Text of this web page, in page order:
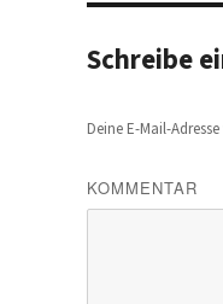
Schreibe
Deine E-Mail-
KOMMENTAR